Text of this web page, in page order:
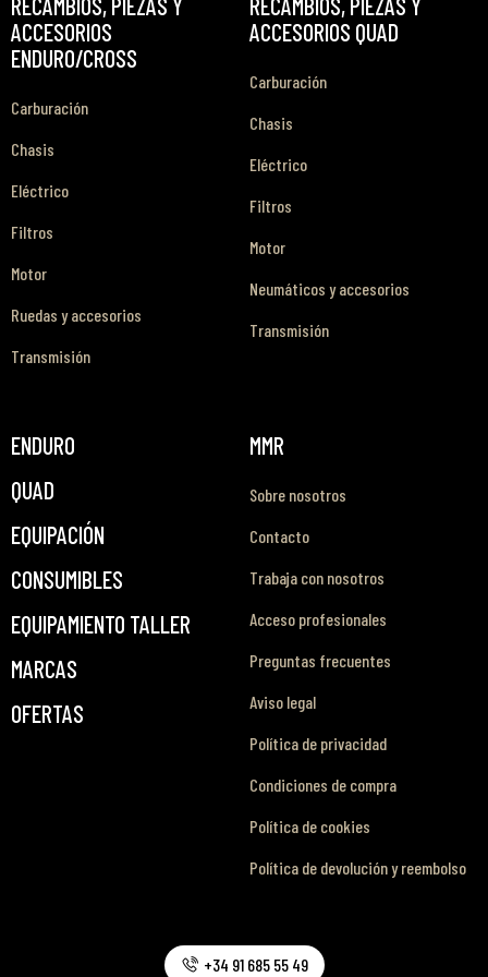
ACCESORIOS
ENDURO/CROSS
Carburación
Chasis
Eléctrico
Filtros
Motor
Ruedas y accesorios
Transmisión
ACCESORIOS QUAD
Carburación
Chasis
Eléctrico
Filtros
Motor
Neumáticos y accesorios
Transmisión
ENDURO
QUAD
EQUIPACIÓN
CONSUMIBLES
EQUIPAMIENTO TALLER
MARCAS
OFERTAS
MMR
Sobre nosotros
Contacto
Trabaja con nosotros
Acceso profesionales
Preguntas frecuentes
Aviso legal
Política de privacidad
Condiciones de compra
Política de cookies
Política de devolución y reembolso
+34 91 685 55 49